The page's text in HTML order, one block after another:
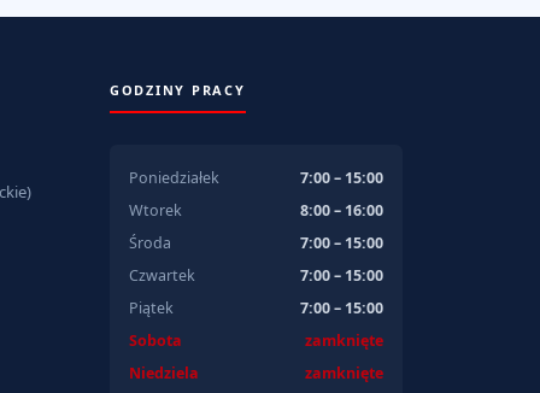
GODZINY PRACY
Poniedziałek
7:00 – 15:00
Wtorek
8:00 – 16:00
Środa
7:00 – 15:00
Czwartek
7:00 – 15:00
Piątek
7:00 – 15:00
Sobota
zamknięte
Niedziela
zamknięte